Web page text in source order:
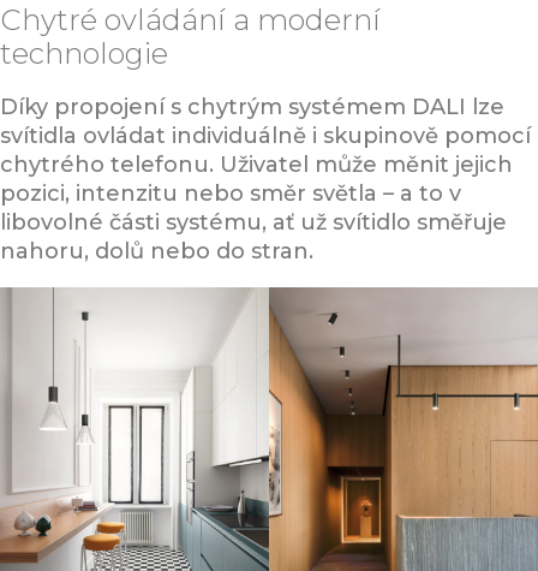
Chytré ovládání a moderní
technologie
Díky propojení s chytrým systémem DALI lze
svítidla ovládat individuálně i skupinově pomocí
chytrého telefonu. Uživatel může měnit jejich
pozici, intenzitu nebo směr světla – a to v
libovolné části systému, ať už svítidlo směřuje
nahoru, dolů nebo do stran.